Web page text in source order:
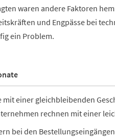
waren andere Faktoren
und Engpässe bei
ein Problem.
einer gleichbleibenden
rechnen mit einer
bei den